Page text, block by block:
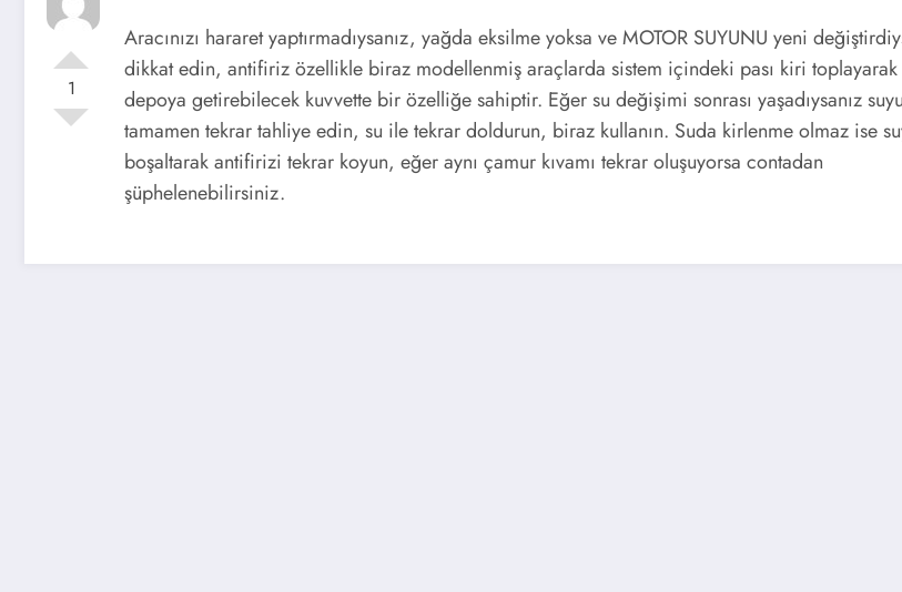
1
Aracınızı hararet yaptırmadıysanız, yağda eksilme yoksa ve MOTOR SUYUNU yeni
dikkat edin, antifiriz özellikle biraz modellenmiş araçlarda sistem içindeki pası kiri toplayarak
depoya getirebilecek kuvvette bir özelliğe sahiptir. Eğer su değişimi sonrası yaşadıysanız suyu
tamamen tekrar tahliye edin, su ile tekrar doldurun, biraz kullanın. Suda kirlenme olmaz ise
boşaltarak antifirizi tekrar koyun, eğer aynı çamur kıvamı tekrar oluşuyorsa contadan
şüphelenebilirsiniz.